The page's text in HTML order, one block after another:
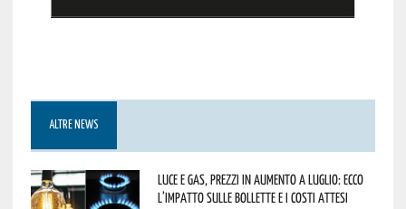
ALTRE NEWS
Luce e gas, prezzi in aumento a luglio: ecco
l’impatto sulle bollette e i costi attesi